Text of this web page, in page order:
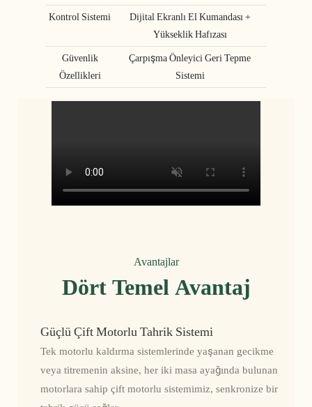
Kontrol Sistemi
Dijital Ekranlı El Kumandası +
Yükseklik Hafızası
Güvenlik
Özellikleri
Çarpışma Önleyici Geri Tepme
Sistemi
Avantajlar
Dört Temel Avantaj
Güçlü Çift Motorlu Tahrik Sistemi
Tek motorlu kaldırma sistemlerinde yaşanan gecikme
veya titremenin aksine, her iki masa ayağında bulunan
motorlara sahip çift motorlu sistemimiz, senkronize bir